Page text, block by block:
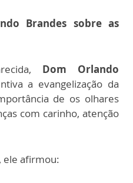
Brandes sobre as
Dom Orlando
a evangelização da
de os olhares
com carinho, atenção
ele afirmou: